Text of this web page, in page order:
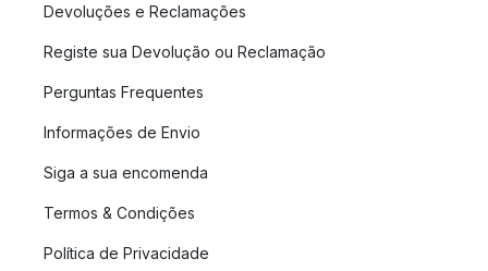
Devoluções e Reclamações
Registe sua Devolução ou Reclamação
Perguntas Frequentes
Informações de Envio
Siga a sua encomenda
Termos & Condições
Política de Privacidade